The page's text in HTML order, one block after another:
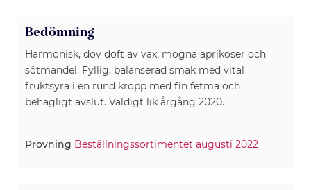
Bedömning
Harmonisk, dov doft av vax, mogna aprikoser och
sötmandel. Fyllig, balanserad smak med vital
fruktsyra i en rund kropp med fin fetma och
Provning Beställningssortimentet augusti 2022